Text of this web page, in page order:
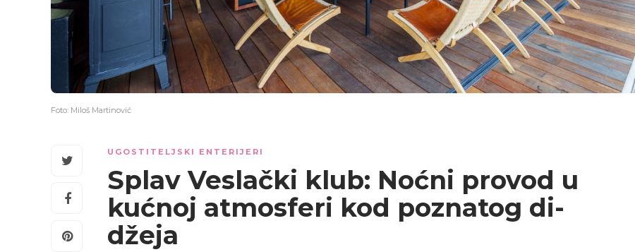
Foto: Miloš Martinović
UGOSTITELJSKI ENTERIJERI
Splav Veslački klub: Noćni provod u
kućnoj atmosferi kod poznatog di-
džeja